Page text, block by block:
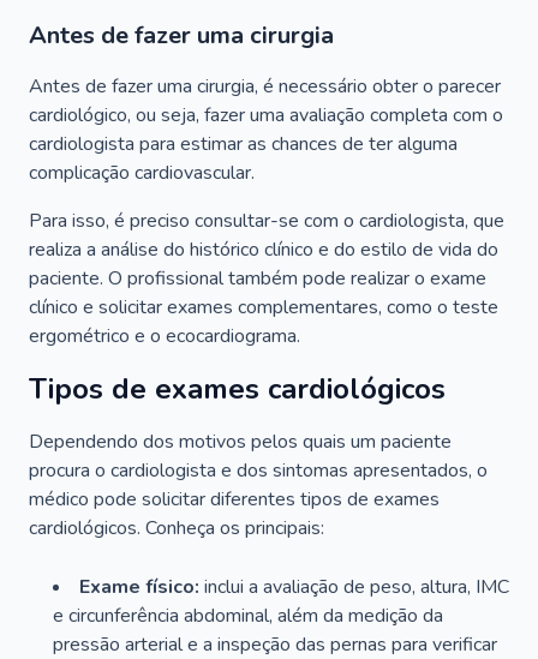
Antes de fazer uma cirurgia
Antes de fazer uma cirurgia, é necessário obter o parecer
cardiológico, ou seja, fazer uma avaliação completa com o
cardiologista para estimar as chances de ter alguma
complicação cardiovascular.
Para isso, é preciso consultar-se com o cardiologista, que
realiza a análise do histórico clínico e do estilo de vida do
paciente. O profissional também pode realizar o exame
clínico e solicitar exames complementares, como o teste
ergométrico e o ecocardiograma.
Tipos de exames cardiológicos
Dependendo dos motivos pelos quais um paciente
procura o cardiologista e dos sintomas apresentados, o
médico pode solicitar diferentes tipos de exames
cardiológicos. Conheça os principais:
Exame físico: inclui a avaliação de peso, altura, IMC
e circunferência abdominal, além da medição da
pressão arterial e a inspeção das pernas para verificar